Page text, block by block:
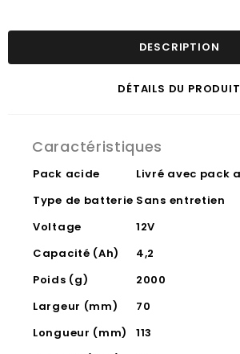
DESCRIPTION
DÉTAILS DU PRODUIT
Caractéristiques
Pack acide
Livré avec pack
Type de batterie Sans entretien
Voltage
12V
Capacité (Ah)
4,2
Poids (g)
2000
Largeur (mm)
70
Longueur (mm)
113